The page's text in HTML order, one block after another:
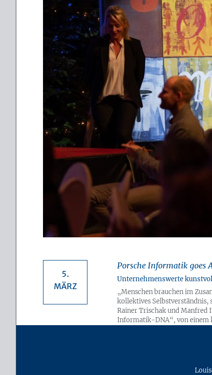
5.
MÄRZ
Porsche Informatik goes
Unternehmenswerte
„Menschen brauchen im
kollektives Selbstverständnis,
Rainer Trischak und Manfred
Informatik-DNA“, von einem